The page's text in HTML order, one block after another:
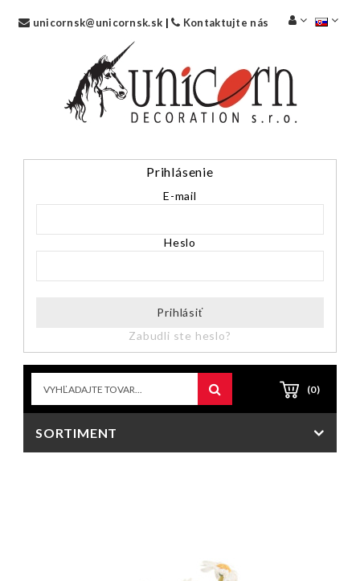
unicornsk@unicornsk.sk | Kontaktujte nás
Prihlásenie
E-mail
Heslo
Prihlásiť
Zabudli ste heslo?
(0)
SORTIMENT